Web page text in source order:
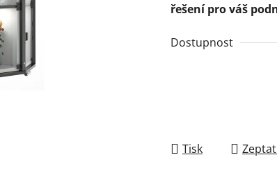
řešení pro váš
Dostupnost
Tisk